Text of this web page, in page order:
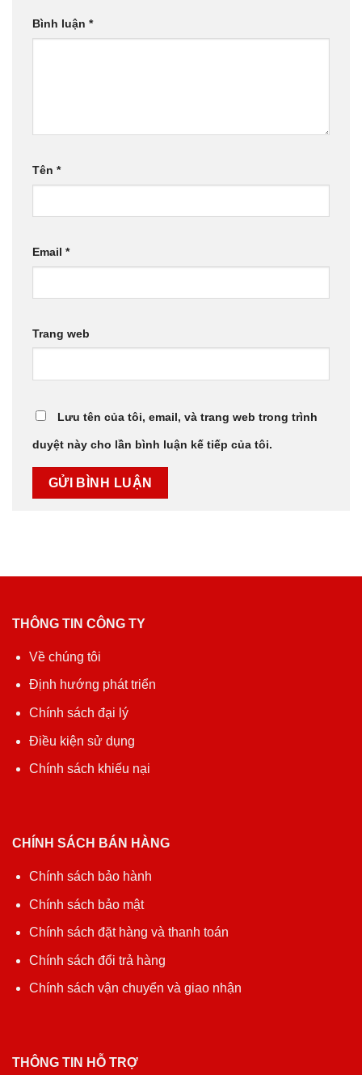
Bình luận *
Tên *
Email *
Trang web
Lưu tên của tôi, email, và trang web trong trình
duyệt này cho lần bình luận kế tiếp của tôi.
THÔNG TIN CÔNG TY
Về chúng tôi
Định hướng phát triển
Chính sách đại lý
Điều kiện sử dụng
Chính sách khiếu nại
CHÍNH SÁCH BÁN HÀNG
Chính sách bảo hành
Chính sách bảo mật
Chính sách đặt hàng và thanh toán
Chính sách đổi trả hàng
Chính sách vận chuyển và giao nhận
THÔNG TIN HỖ TRỢ